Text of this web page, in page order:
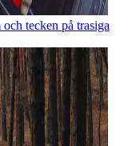
tecken på trasiga